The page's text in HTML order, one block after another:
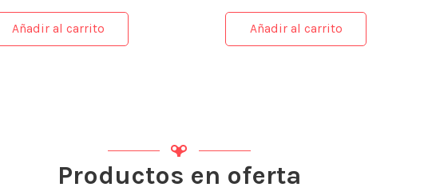
Añadir al carrito Añadir al carrito
Productos en oferta